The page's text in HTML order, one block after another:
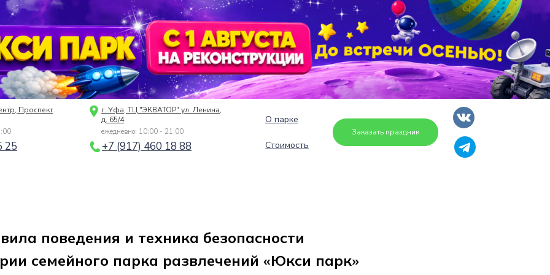
О парке
Стоимость
Проспект
г. Уфа, ТЦ "ЭКВАТОР" ул. Ленина,
д. 65/4
ежедневно: 10:00 - 21:00
25 +7 (917) 460 18 88
Заказать праздник
поведения и техника безопасности
семейного парка развлечений «Юкси парк»